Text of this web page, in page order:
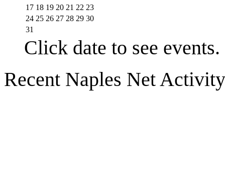
17 18 19 20 21 22 23
24 25 26 27 28 29 30
31
Click date to see events.
Recent Naples Net Activity